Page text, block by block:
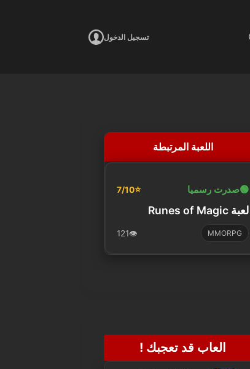
تسجيل الدخول
اللعبة المرتبطة
🟢صدرت رسميا ⭐
7/10
لعبة Runes of Magic
MMORPG
👁️
121
العاب قد تعجبك !